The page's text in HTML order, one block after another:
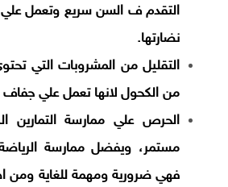
التقدم ف السن سريع وتعمل علي
نضارتها.
التقليل من المشروبات التي
من الكحول لانها تعمل علي جفاف
الحرص علي ممارسة التمارين
مستمر، ويفضل ممارسة
فهي ضرورية ومهمة للغاية ومن